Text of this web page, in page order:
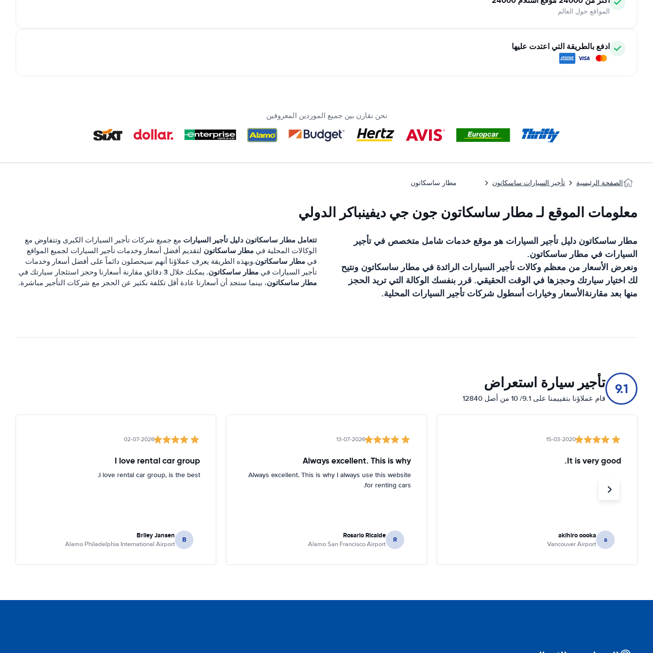
المواقع حول العالم
ادفع بالطريقة التي اعتدت عليها
نحن نقارن بين جميع الموردين المعروفين
الصفحة الرئيسية تأجير السيارات ساسكاتون مطار ساسكاتون
معلومات الموقع لـ مطار ساسكاتون جون جي ديفينباكر الدولي
مطار ساسكاتون دليل تأجير السيارات هو موقع خدمات شامل متخصص في تأجير
السيارات في مطار ساسكاتون.
ونعرض الأسعار من معظم وكالات تأجير السيارات الرائدة في مطار ساسكاتون ونتيح
لك اختيار سيارتك وحجزها في الوقت الحقيقي. قرر بنفسك الوكالة التي تريد الحجز
منها بعد مقارنةالأسعار وخيارات أسطول شركات تأجير السيارات المحلية.
تتعامل مطار ساسكاتون دليل تأجير السيارات مع جميع شركات تأجير السيارات الكبرى وتتفاوض مع
الوكالات المحلية في مطار ساسكاتون لتقديم أفضل أسعار وخدمات تأجير السيارات لجميع المواقع
في مطار ساسكاتون.وبهذه الطريقة يعرف عملاؤنا أنهم سيحصلون دائماً على أفضل أسعار وخدمات
تأجير السيارات في مطار ساسكاتون. يمكنك خلال 3 دقائق مقارنة أسعارنا وحجز استئجار سيارتك في
مطار ساسكاتون، بينما ستجد أن أسعارنا عادة أقل تكلفة بكثير عن الحجز مع شركات التأجير مباشرة.
9.1 تأجير سيارة استعراض
قام عملاؤنا بتقييمنا على 9.1/ 10 من أصل 12840
15-03-2020
It is very good.
a
akihiro oooka
Vancouver Airport
13-07-2026
Always excellent. This is why
Always excellent. This is why I always use this website
for renting cars.
R
Rosario Ricalde
Alamo San Francisco Airport
02-07-2026
I love rental car group
I love rental car group, is the best.
B
Briley Jansen
Alamo Philadelphia International Airport